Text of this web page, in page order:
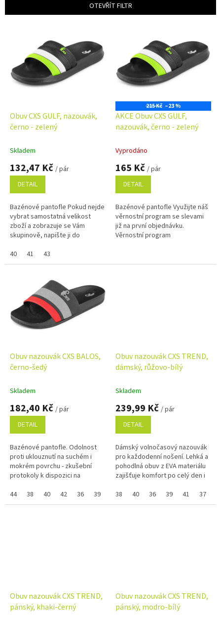
í
OTEVŘÍT FILTR
Obuv CXS GULF, nazouvák,
černo - zelený
Skladem
132,47 Kč / pár
DETAIL
Bazénové pantofle Pokud nejde
vybrat samostatná velikost
zboží a zobrazuje se Vám
skupinově, napište ji do
Využijte náš věrnostní program
se...
40 41 43
215 Kč –23 %
AKCE Obuv CXS GULF,
nazouvák, černo - zelený
Vyprodáno
165 Kč / pár
DETAIL
Bazénové pantofle Využijte náš
věrnostní program se slevami
již na první objednávku.
Věrnostní program
Obuv nazouvák CXS BALOS,
černo-šedý
Skladem
182,40 Kč / pár
DETAIL
Bazénové pantofle. Odolnost
proti uklouznutí na suchém i
mokrém povrchu - zkušební
protokoly k dispozici na
vybrat samostatná velikost
zboží a...
44 38 40 42 36 39 41 43 45 37
Obuv nazouvák CXS TREND,
dámský, růžovo-bílý
Skladem
239,99 Kč / pár
DETAIL
Dámský volnočasový nazouvák
pro každodenní nošení. Lehká a
pohodlná obuv z EVA materiálu
zajišťuje komfort po celý den i
vrchní části umožňuje...
38 40 36 39 41 37
Obuv nazouvák CXS TREND,
pánský, khaki-černý
Obuv nazouvák CXS TREND,
pánský, modro-bílý